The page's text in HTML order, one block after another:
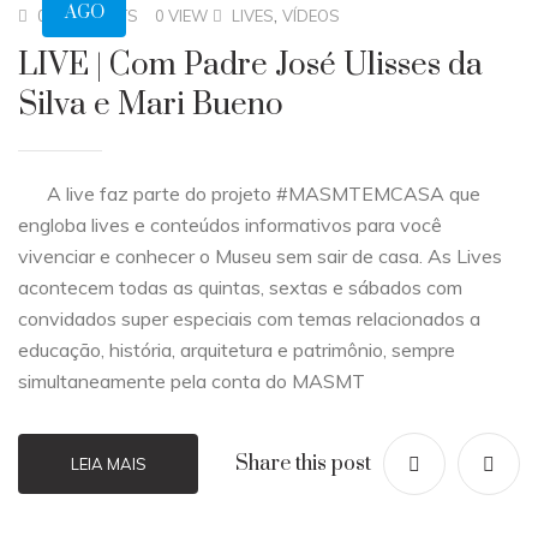
AGO
0 COMMENTS 0 VIEW LIVES, VÍDEOS
LIVE | Com Padre José Ulisses da
Silva e Mari Bueno
A live faz parte do projeto #MASMTEMCASA que
engloba lives e conteúdos informativos para você
vivenciar e conhecer o Museu sem sair de casa. As Lives
acontecem todas as quintas, sextas e sábados com
convidados super especiais com temas relacionados a
educação, história, arquitetura e patrimônio, sempre
simultaneamente pela conta do MASMT
LEIA MAIS Share this post